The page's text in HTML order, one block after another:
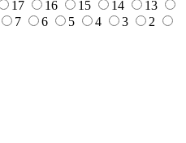
17 16 15 14
13
7 6 5 4 3
2